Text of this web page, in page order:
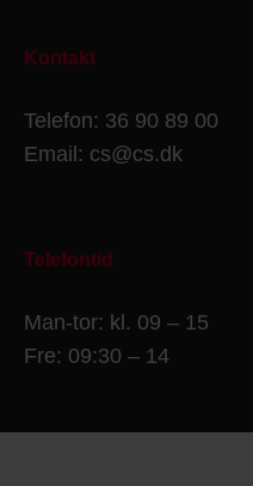
Kontakt
Telefon: 36 90 89 00
Email: cs@cs.dk
Telefontid
Man-tor: kl. 09 – 15
Fre: 09:30 – 14